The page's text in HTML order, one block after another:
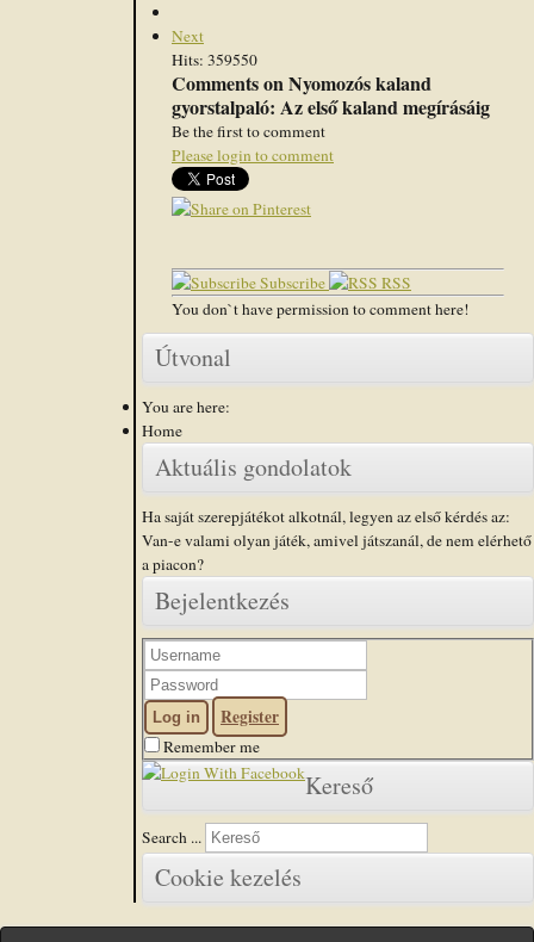
Next
Hits: 359550
Comments on Nyomozós kaland
gyorstalpaló: Az első kaland megírásáig
Be the first to comment
Please login to comment
Subscribe
RSS
You don`t have permission to comment here!
Útvonal
You are here:
Home
Aktuális gondolatok
Ha saját szerepjátékot alkotnál, legyen az első kérdés az:
Van-e valami olyan játék, amivel játszanál, de nem elérhető
a piacon?
Bejelentkezés
Log in Register
Remember me
Kereső
Search ...
Cookie kezelés